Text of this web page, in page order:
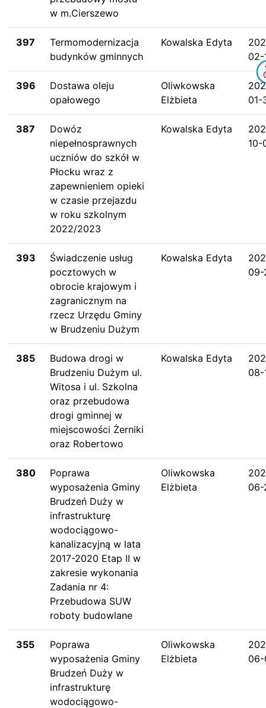
w m.Cierszewo
397
Termomodernizacja
budynków gminnych
Kowalska Edyta
02-
396
Dostawa oleju
opałowego
Oliwkowska
Elżbieta
01-
387
Dowóz
niepełnosprawnych
uczniów do szkół w
Płocku wraz z
zapewnieniem opieki
w czasie przejazdu
w roku szkolnym
2022/2023
Kowalska Edyta
10-
393
Świadczenie usług
pocztowych w
obrocie krajowym i
zagranicznym na
rzecz Urzędu Gminy
w Brudzeniu Dużym
Kowalska Edyta
09-
385
Budowa drogi w
Brudzeniu Dużym ul.
Witosa i ul. Szkolna
oraz przebudowa
drogi gminnej w
miejscowości Żerniki
oraz Robertowo
Kowalska Edyta
08-
380
Poprawa
wyposażenia Gminy
Brudzeń Duży w
infrastrukturę
wodociągowo-
kanalizacyjną w lata
2017-2020 Etap II w
zakresie wykonania
Zadania nr 4:
Przebudowa SUW
roboty budowlane
Oliwkowska
Elżbieta
06-
355
Poprawa
wyposażenia Gminy
Brudzeń Duży w
infrastrukturę
wodociągowo-
Oliwkowska
Elżbieta
06-